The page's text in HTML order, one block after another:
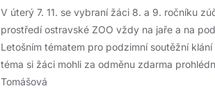
V úterý 7. 11. se vybraní žáci 8. a 9. ročníku
prostředí ostravské ZOO vždy na jaře a na
Letošním tématem pro podzimní soutěžní
téma si žáci mohli za odměnu zdarma
Tomášová